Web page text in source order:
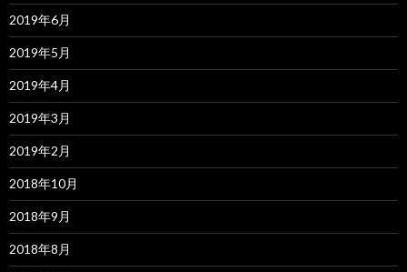
2019年6月
2019年5月
2019年4月
2019年3月
2019年2月
2018年10月
2018年9月
2018年8月